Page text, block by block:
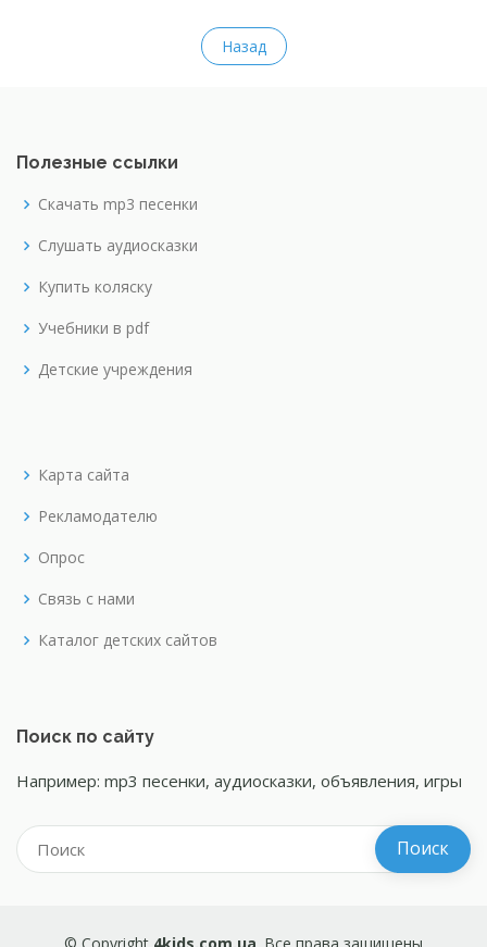
Назад
Полезные ссылки
Скачать mp3 песенки
Слушать аудиосказки
Купить коляску
Учебники в pdf
Детские учреждения
Карта сайта
Рекламодателю
Опрос
Связь с нами
Каталог детских сайтов
Поиск по сайту
Например: mp3 песенки, аудиосказки, объявления, игры